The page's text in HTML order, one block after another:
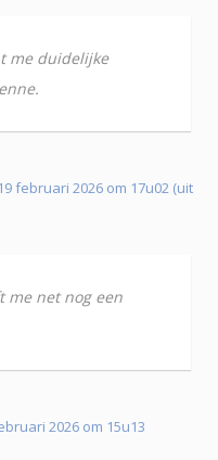
me duidelijke
februari 2026 om 17u02 (uit
me net nog een
2026 om 15u13